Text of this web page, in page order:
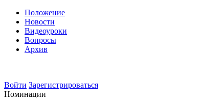
Положение
Новости
Видеоуроки
Вопросы
Архив
Войти Зарегистрироваться
Номинации